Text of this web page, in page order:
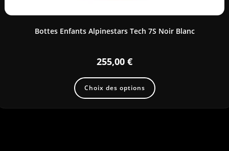
Bottes Enfants Alpinestars Tech 7S Noir Blanc
255,00 €
Choix des options